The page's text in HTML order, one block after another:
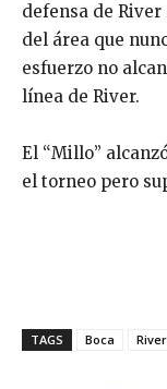
defensa de
del área que
esfuerzo no
línea de River.
El “Millo”
el torneo pero
TAGS Boca River